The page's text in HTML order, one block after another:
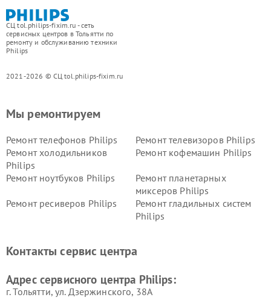
СЦ tol.philips-fixim.ru - сеть
сервисных центров в Тольятти по
ремонту и обслуживанию техники
Philips
2021-2026 © СЦ tol.philips-fixim.ru
Мы ремонтируем
Ремонт телефонов Philips
Ремонт телевизоров Philips
Ремонт холодильников
Philips
Ремонт кофемашин Philips
Ремонт ноутбуков Philips
Ремонт планетарных
миксеров Philips
Ремонт ресиверов Philips
Ремонт гладильных систем
Philips
Ремонт стиральных машин
Ремонт увлажнителей
Контакты сервис центра
Адрес сервисного центра Philips:
г. Тольятти, ул. Дзержинского, 38А